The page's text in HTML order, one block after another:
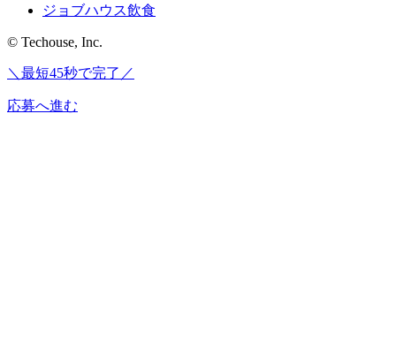
ジョブハウス飲食
© Techouse, Inc.
＼最短45秒で完了／
応募へ進む